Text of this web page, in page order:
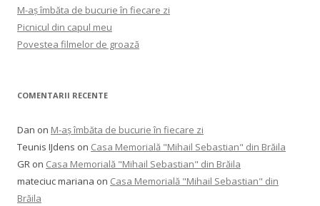
M-aș îmbăta de bucurie în fiecare zi
Picnicul din capul meu
Povestea filmelor de groază
COMENTARII RECENTE
Dan on M-aș îmbăta de bucurie în fiecare zi
Teunis IJdens on Casa Memorială "Mihail Sebastian" din Brăila
GR on Casa Memorială "Mihail Sebastian" din Brăila
mateciuc mariana on Casa Memorială "Mihail Sebastian" din
Brăila